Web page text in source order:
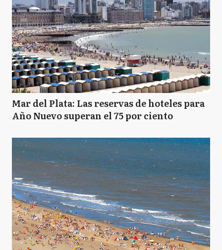
B Balcarce
B Baradero
BJ Benito Juarez
B Berazategui
B Berisso
B Bolívar
Mar del Plata: Las reservas de hoteles para
Año Nuevo superan el 75 por ciento